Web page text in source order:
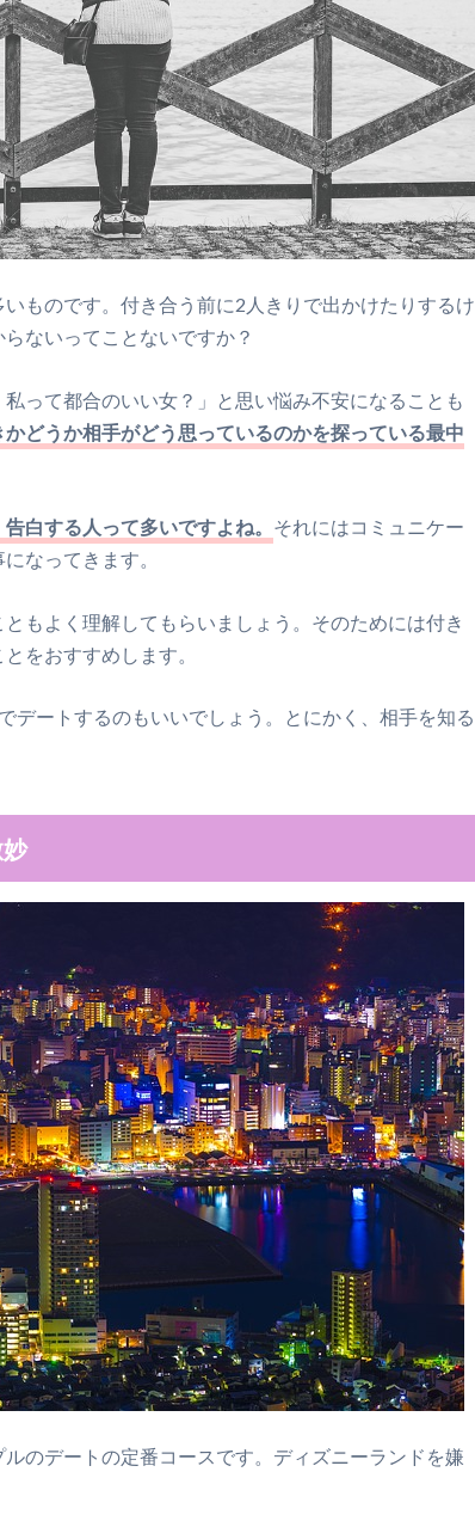
ものです。付き合う前に2人きりで出かけたりするけ
ないってことないですか？
私って都合のいい女？」と思い悩み不安になることも
どうか相手がどう思っているのかを探っている最中
白する人って多いですよね。 それにはコミュニケー
なってきます。
もよく理解してもらいましょう。そのためには付き
をおすすめします。
デートするのもいいでしょう。とにかく、相手を知る
のデートの定番コースです。ディズニーランドを嫌